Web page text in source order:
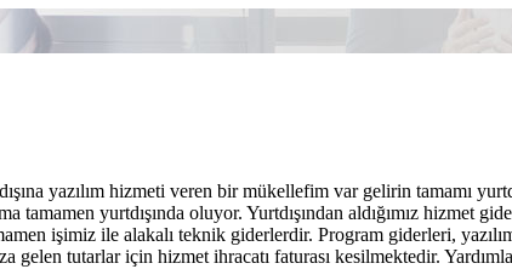
yazılım hizmeti veren bir mükellefim var gelirin tamamı
tamamen yurtdışında oluyor. Yurtdışından aldığımız hizmet
işimiz ile alakalı teknik giderlerdir. Program giderleri,
gelen tutarlar için hizmet ihracatı faturası kesilmektedir.